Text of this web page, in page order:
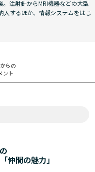
注射針からMRI機器などの大型
入するほか、情報システムをはじ
らの
ント
仲間の魅力」